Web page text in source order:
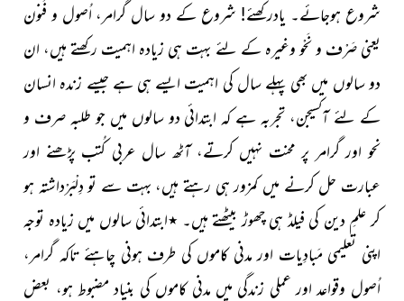
شروع ہوجائے۔ یادرکھئے! شروع کے دو سال گرامر، اُصول و فُنون
یعنی صَرْف و نَحْو وغیرہ کے لئے بہت ہی زیادہ اہمیت رکھتے ہیں، ان
دو سالوں میں بھی پہلے سال کی اہمیت ایسے ہی ہے جیسے زندہ انسان
کے لئے آکسیجن، تجربہ ہے کہ ابتدائی دو سالوں میں جو طلبہ صرف و
نحو اور گرامر پر محنت نہیں کرتے، آٹھ سال عربی کُتب پڑھنے اور
عبارت حل کرنے میں کمزور ہی رہتے ہیں، بہت سے تو دِلْبَرْداشتہ ہو
کر علمِ دین کی فیلڈ ہی چھوڑ بیٹھتے ہیں۔ ٭ابتدائی سالوں میں زیادہ توجہ
اپنی تعلیمی مَبادِیات اور مدنی کاموں کی طرف ہونی چاہئے تاکہ گرامر،
اُصول وقواعد اور عملی زندگی میں مدنی کاموں کی بنیاد مضبوط ہو، بعض